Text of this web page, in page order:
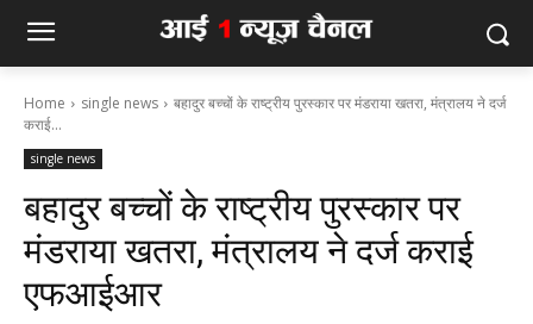
Home single news
बहादुर बच्चों के राष्ट्रीय पुरस्कार पर मंडराया खतरा, मंत्रालय ने दर्ज
कराई...
single news
बहादुर बच्चों के राष्ट्रीय पुरस्कार पर
मंडराया खतरा, मंत्रालय ने दर्ज कराई
एफआईआर